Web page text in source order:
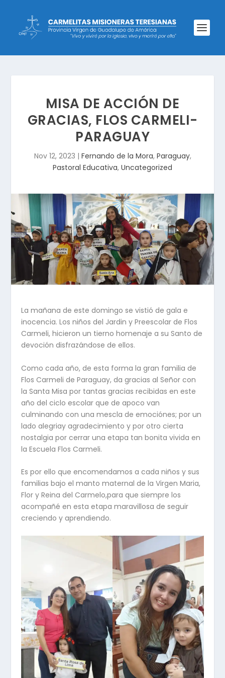
MISA DE ACCIÓN DE
GRACIAS, FLOS CARMELI-
PARAGUAY
Nov 12, 2023 | Fernando de la Mora, Paraguay,
Pastoral Educativa, Uncategorized
La mañana de este domingo se vistió de gala e
inocencia. Los niños del Jardin y Preescolar de Flos
Carmeli, hicieron un tierno homenaje a su Santo de
devoción disfrazándose de ellos.
Como cada año, de esta forma la gran familia de
Flos Carmeli de Paraguay, da gracias al Señor con
la Santa Misa por tantas gracias recibidas en este
año del ciclo escolar que de apoco van
culminando con una mescla de emociónes; por un
lado alegriay agradecimiento y por otro cierta
nostalgia por cerrar una etapa tan bonita vivida en
la Escuela Flos Carmeli.
Es por ello que encomendamos a cada niños y sus
familias bajo el manto maternal de la Virgen Maria,
Flor y Reina del Carmelo,para que siempre los
acompañé en esta etapa maravillosa de seguir
creciendo y aprendiendo.